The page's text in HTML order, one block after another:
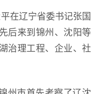
在辽宁省委书记张国
后来到锦州、沈阳等
治理工程、企业、社